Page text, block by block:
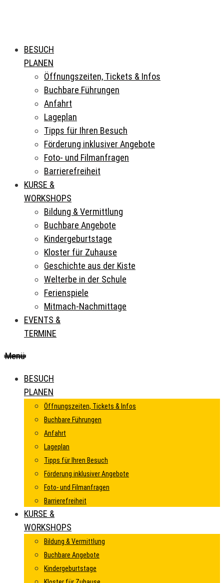
BESUCH
PLANEN
Öffnungszeiten, Tickets & Infos
Buchbare Führungen
Anfahrt
Lageplan
Tipps für Ihren Besuch
Förderung inklusiver Angebote
Foto- und Filmanfragen
Barrierefreiheit
KURSE &
WORKSHOPS
Bildung & Vermittlung
Buchbare Angebote
Kindergeburtstage
Kloster für Zuhause
Geschichte aus der Kiste
Welterbe in der Schule
Ferienspiele
Mitmach-Nachmittage
EVENTS &
TERMINE
Menü
BESUCH
PLANEN
Öffnungszeiten, Tickets & Infos
Buchbare Führungen
Anfahrt
Lageplan
Tipps für Ihren Besuch
Förderung inklusiver Angebote
Foto- und Filmanfragen
Barrierefreiheit
KURSE &
WORKSHOPS
Bildung & Vermittlung
Buchbare Angebote
Kindergeburtstage